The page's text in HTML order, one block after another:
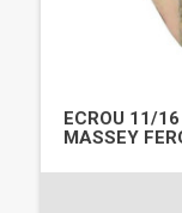
ECROU 11/
MASSEY